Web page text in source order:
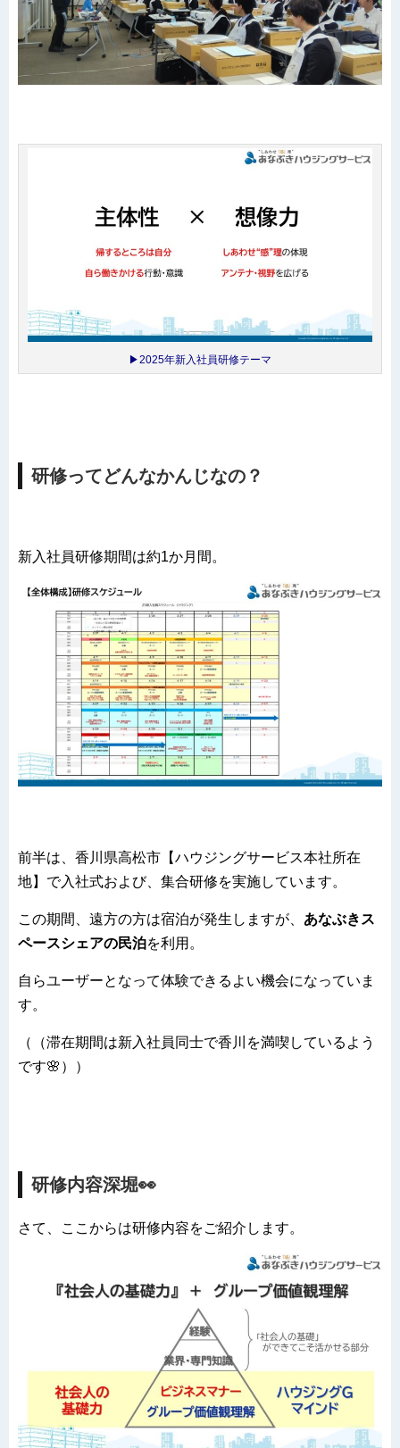
▶2025年新入社員研修テーマ
研修ってどんなかんじなの？
新入社員研修期間は約1か月間。
前半は、香川県高松市【ハウジングサービス本社所在
地】で入社式および、集合研修を実施しています。
この期間、遠方の方は宿泊が発生しますが、 あなぶきス
ペースシェアの民泊を利用。
自らユーザーとなって体験できるよい機会になっていま
す。
（（滞在期間は新入社員同士で香川を満喫しているよう
です🌸））
研修内容深堀👀
さて、ここからは研修内容をご紹介します。